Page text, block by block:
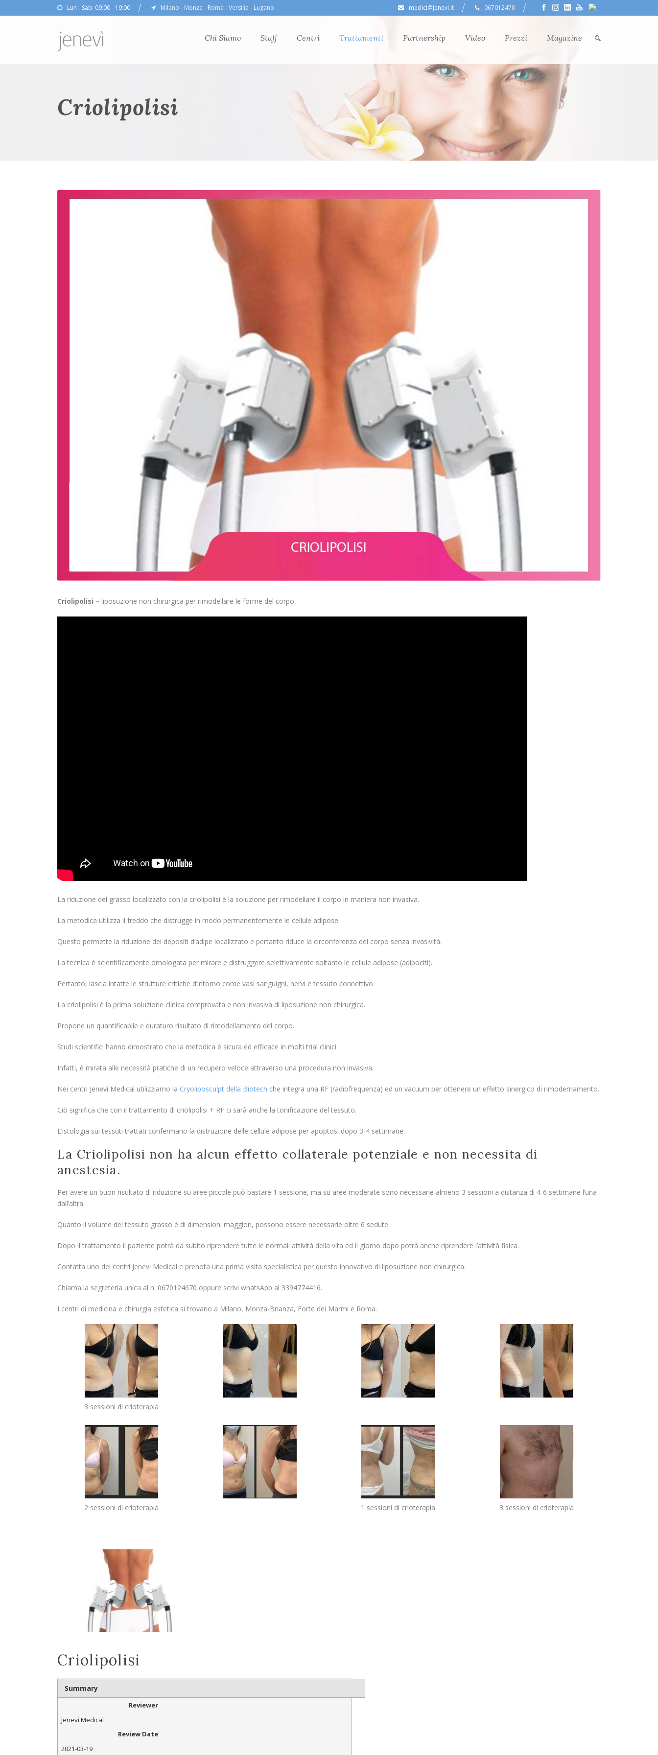
Lun - Sab: 09:00 - 19:00 Milano - Monza - Roma -Versilia - Lugano medici@jenevi.it 067012470
Chi Siamo Staff Centri Trattamenti Partnership Video Prezzi Magazine
Criolipolisi
Criolipolisi – liposuzione non chirurgica per rimodellare le forme del corpo.
La riduzione del grasso localizzato con la criolipolisi è la soluzione per rimodellare il corpo in maniera non invasiva.
La metodica utilizza il freddo che distrugge in modo permanentemente le cellule adipose.
Questo permette la riduzione dei depositi d’adipe localizzato e pertanto riduce la circonferenza del corpo senza invasività.
La tecnica è scientificamente omologata per mirare e distruggere selettivamente soltanto le cellule adipose (adipociti).
Pertanto, lascia intatte le strutture critiche d’intorno come vasi sanguigni, nervi e tessuto connettivo.
La criolipolisi è la prima soluzione clinica comprovata e non invasiva di liposuzione non chirurgica.
Propone un quantificabile e duraturo risultato di rimodellamento del corpo.
Studi scientifici hanno dimostrato che la metodica è sicura ed efficace in molti trial clinici.
Infatti, è mirata alle necessità pratiche di un recupero veloce attraverso una procedura non invasiva.
Nei centri Jenevì Medical utilizziamo la Cryoliposculpt della Biotech che integra una RF (radiofrequenza) ed un vacuum per ottenere un effetto sinergico di rimodernamento.
Ciò significa che con il trattamento di criolipolisi + RF ci sarà anche la tonificazione del tessuto.
L’istologia sui tessuti trattati confermano la distruzione delle cellule adipose per apoptosi dopo 3-4 settimane.
La Criolipolisi non ha alcun effetto collaterale potenziale e non necessita di
anestesia.
Per avere un buon risultato di riduzione su aree piccole può bastare 1 sessione, ma su aree moderate sono necessarie almeno 3 sessioni a distanza di 4-6 settimane l’una
dall’altra.
Quanto il volume del tessuto grasso è di dimensioni maggiori, possono essere necessarie oltre 6 sedute.
Dopo il trattamento il paziente potrà da subito riprendere tutte le normali attività della vita ed il giorno dopo potrà anche riprendere l’attività fisica.
Contatta uno dei centri Jenevi Medical e prenota una prima visita specialistica per questo innovativo di liposuzione non chirurgica.
Chiama la segreteria unica al n. 0670124670 oppure scrivi whatsApp al 3394774416.
I centri di medicina e chirurgia estetica si trovano a Milano, Monza-Brianza, Forte dei Marmi e Roma.
3 sessioni di crioterapia
2 sessioni di crioterapia 1 sessioni di crioterapia 3 sessioni di crioterapia
Criolipolisi
Summary
Reviewer
Jenevì Medical
Review Date
2021-03-19